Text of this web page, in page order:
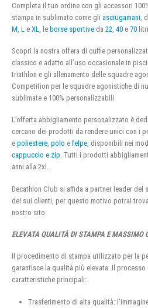
Completa il tuo ordine con gli accessori
stampa in sublimato come gli asciugamani ,
M L e XL , le borse sportive da 22 40 e 70 litri.
Scopri la nostra offera di cuffie
classico e adatto all’uso occasionale in
triathlon e gli allenamento delle squadre
Competition per le squadre agonistiche di
sublimate e 100% personalizzabili
L’offerta abbigliamento personalizzato è
cercano dei prodotti da rendere unici con i
e poliestere, polo e felpe, disponibili nei
cappuccio e zip. Tutti i prodotti
anni alla 2xl.
Decathlon Club si affida a partner leader
dei sui clienti, per questo motivo potrai
nostro sito.
ELEVATA QUALITÀ DI STAMPA E MASSIMO
Il procedimento di stampa utilizzato per la
garantisce la qualità più elevata. Il processo
caratteristiche principali:
Trasferimento di alta qualità: